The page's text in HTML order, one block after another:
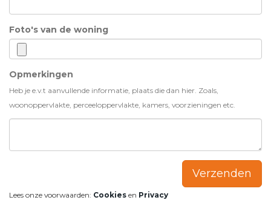
Foto's van de woning
Opmerkingen
Heb je e.v.t aanvullende informatie, plaats die dan hier. Zoals,
woonoppervlakte, perceeloppervlakte, kamers, voorzieningen etc.
Verzenden
Lees onze voorwaarden: Cookies en Privacy